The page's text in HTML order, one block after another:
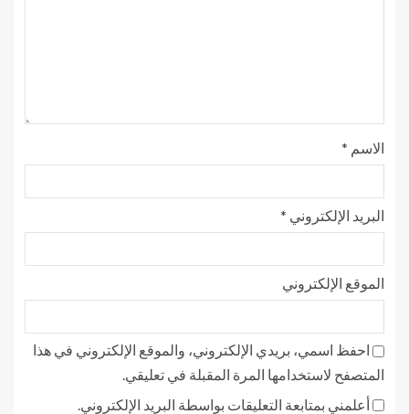
الاسم *
البريد الإلكتروني *
الموقع الإلكتروني
احفظ اسمي، بريدي الإلكتروني، والموقع الإلكتروني في هذا
المتصفح لاستخدامها المرة المقبلة في تعليقي.
أعلمني بمتابعة التعليقات بواسطة البريد الإلكتروني.